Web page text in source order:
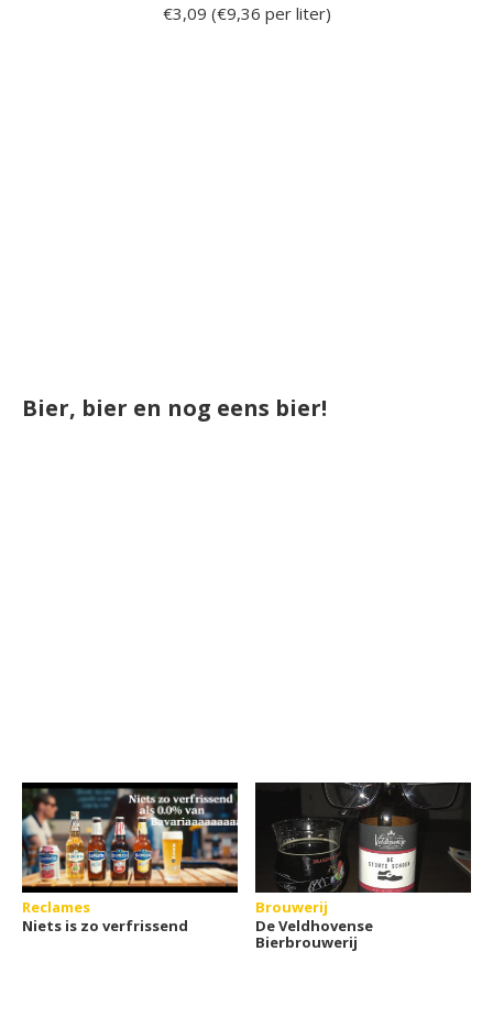
€3,09 (€9,36 per liter)
Bier, bier en nog eens bier!
Reclames
Niets is zo verfrissend
Brouwerij
De Veldhovense
Bierbrouwerij